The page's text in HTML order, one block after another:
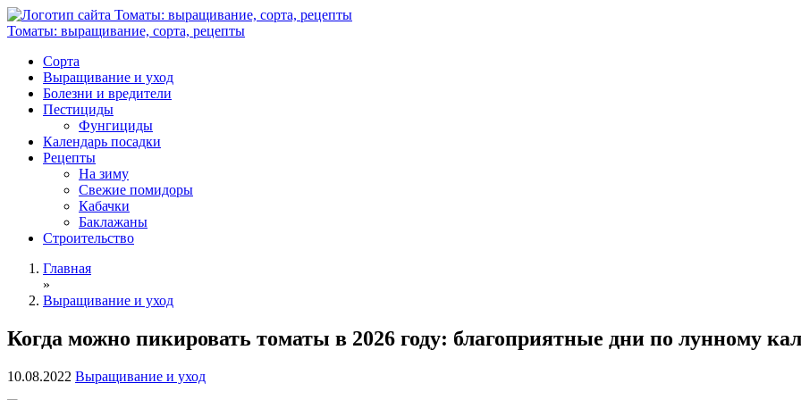
Томаты: выращивание, сорта, рецепты
Сорта
Выращивание и уход
Болезни и вредители
Пестициды
Фунгициды
Календарь посадки
Рецепты
На зиму
Свежие помидоры
Кабачки
Баклажаны
Строительство
Главная
»
Выращивание и уход
Когда можно пикировать томаты в 2026 году: благоприятные дни по лунному
10.08.2022 Выращивание и уход